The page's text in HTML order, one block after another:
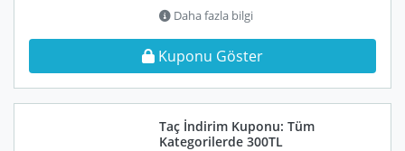
Daha fazla bilgi
Kuponu Göster
Taç İndirim Kuponu: Tüm
Kategorilerde 300TL